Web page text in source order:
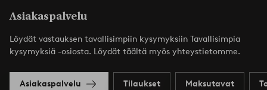
Asiakaspalvelu
Löydät vastauksen tavallisimpiin kysymyksiin Tavallisimpia
kysymyksiä -osiosta. Löydät täältä myös yhteystietomme.
Asiakaspalvelu Tilaukset Maksutavat